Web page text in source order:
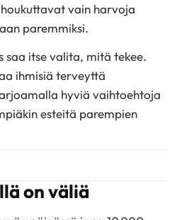
vain harvoja
paremmiksi.
saa itse valita, mitä tekee.
ihmisiä terveyttä
hyviä vaihtoehtoja
esteitä parempien
on väliä